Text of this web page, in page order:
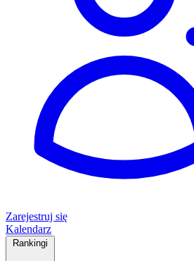
Zarejestruj się
Kalendarz
Rankingi